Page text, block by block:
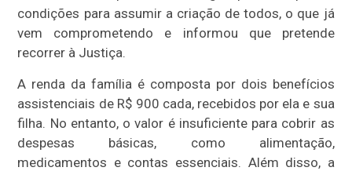
condições para assumir a criação de todos, o que já
vem comprometendo e informou que pretende
recorrer à Justiça.
A renda da família é composta por dois benefícios
assistenciais de R$ 900 cada, recebidos por ela e sua
filha. No entanto, o valor é insuficiente para cobrir as
despesas básicas, como alimentação,
medicamentos e contas essenciais. Além disso, a